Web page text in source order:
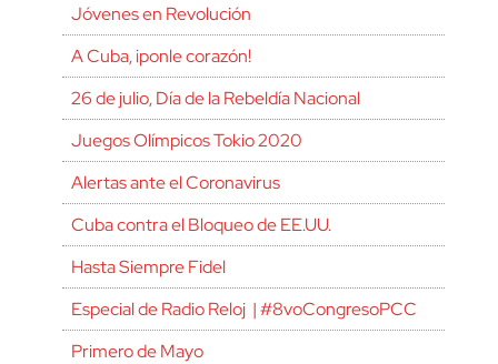
Jóvenes en Revolución
A Cuba, ¡ponle corazón!
26 de julio, Día de la Rebeldía Nacional
Juegos Olímpicos Tokio 2020
Alertas ante el Coronavirus
Cuba contra el Bloqueo de EE.UU.
Hasta Siempre Fidel
Especial de Radio Reloj | #8voCongresoPCC
Primero de Mayo